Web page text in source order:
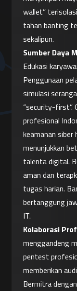
wallet”
tahan banting
sekalipun.
Sumber Daya
Edukasi
Penggunaan
simulasi
“security-first”.
profesional
keamanan
menunjukkan
talenta digital.
aman dan
tugas harian.
bertanggung
IT.
Kolaborasi
menggandeng
pentest
memberikan
Bermitra